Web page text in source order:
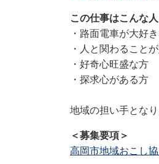
この仕事はこんな
・路面電車が大好
・人と関わること
・好奇心旺盛な方
・探求心がある方
地域の担い手とな
＜募集要項＞
高岡市地域おこし